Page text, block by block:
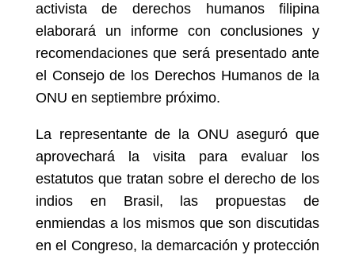
activista de derechos humanos filipina
elaborará un informe con conclusiones y
recomendaciones que será presentado ante
el Consejo de los Derechos Humanos de la
ONU en septiembre próximo.
La representante de la ONU aseguró que
aprovechará la visita para evaluar los
estatutos que tratan sobre el derecho de los
indios en Brasil, las propuestas de
enmiendas a los mismos que son discutidas
en el Congreso, la demarcación y protección